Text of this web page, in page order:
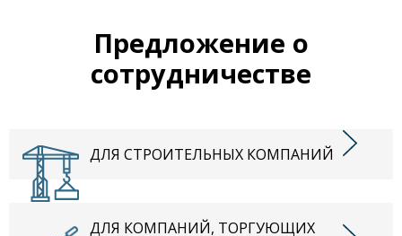
Предложение о
сотрудничестве
ДЛЯ СТРОИТЕЛЬНЫХ КОМПАНИЙ
ДЛЯ КОМПАНИЙ, ТОРГУЮЩИХ